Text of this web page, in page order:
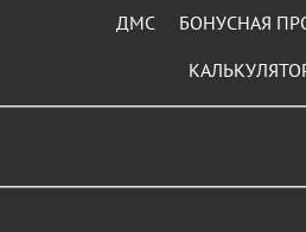
БОНУСНАЯ
ДМС